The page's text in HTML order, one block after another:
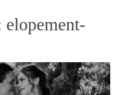
elopement-